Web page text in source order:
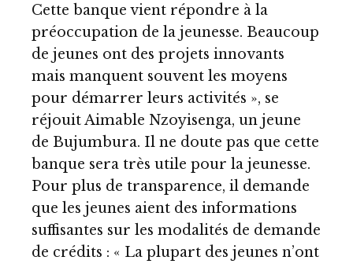
Cette banque vient répondre à la
préoccupation de la jeunesse. Beaucoup
de jeunes ont des projets innovants
mais manquent souvent les moyens
pour démarrer leurs activités », se
réjouit Aimable Nzoyisenga, un jeune
de Bujumbura. Il ne doute pas que cette
banque sera très utile pour la jeunesse.
Pour plus de transparence, il demande
que les jeunes aient des informations
suffisantes sur les modalités de demande
de crédits : « La plupart des jeunes n’ont